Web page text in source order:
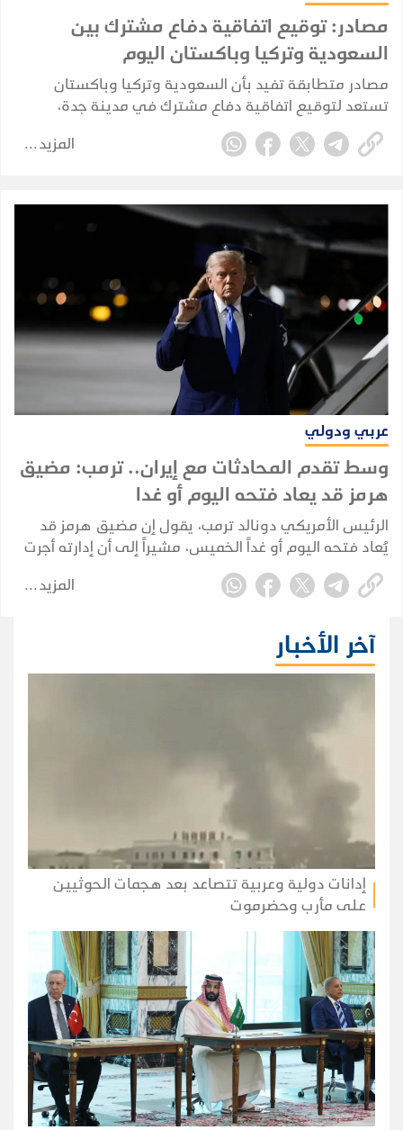
مصادر: توقيع اتفاقية دفاع مشترك بين
السعودية وتركيا وباكستان اليوم
مصادر متطابقة تفيد بأن السعودية وتركيا وباكستان
تستعد لتوقيع اتفاقية دفاع مشترك في مدينة جدة،
بمشاركة ولي العهد السعودي الأمير محمد بن سلمان،
والرئيس التركي رجب طيب أردوغان، ورئيس الوزراءالمزيد
عربي ودولي
وسط تقدم المحادثات مع إيران.. ترمب: مضيق
هرمز قد يعاد فتحه اليوم أو غدا
الرئيس الأمريكي دونالد ترمب، يقول إن مضيق هرمز قد
يُعاد فتحه اليوم أو غداً الخميس، مشيراً إلى أن إدارته أجرت
"مناقشات جيدة للغاية" مع إيران، في تصريحات عززت
التوقعات بإمكانية التوصل إلى اتفاق يخفف التوتر القائم
المزيد
آخر الأخبار
إدانات دولية وعربية تتصاعد بعد هجمات الحوثيين
على مأرب وحضرموت